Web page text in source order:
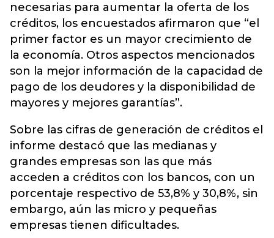
necesarias para aumentar la oferta de los
créditos, los encuestados afirmaron que “el
primer factor es un mayor crecimiento de
la economía. Otros aspectos mencionados
son la mejor información de la capacidad de
pago de los deudores y la disponibilidad de
mayores y mejores garantías”.
Sobre las cifras de generación de créditos el
informe destacó que las medianas y
grandes empresas son las que más
acceden a créditos con los bancos, con un
porcentaje respectivo de 53,8% y 30,8%, sin
embargo, aún las micro y pequeñas
empresas tienen dificultades.